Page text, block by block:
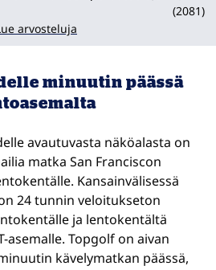
(2081)
arvosteluja
minuutin päässä
avautuvasta näköalasta on
matka San Franciscon
Kansainvälisessä
24 tunnin veloitukseton
ja lentokentältä
asemalle. Topgolf on aivan
kävelymatkan päässä,